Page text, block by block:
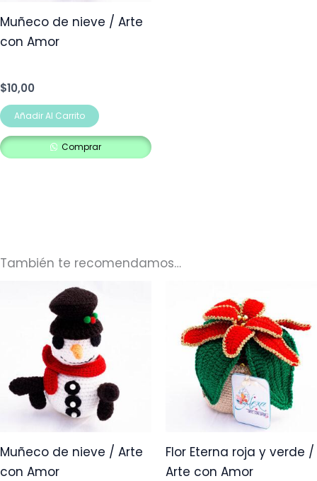
Muñeco de nieve / Arte
con Amor
$10,00
Añadir Al Carrito
Comprar
También te recomendamos…
Muñeco de nieve / Arte
con Amor
Flor Eterna roja y verde /
Arte con Amor